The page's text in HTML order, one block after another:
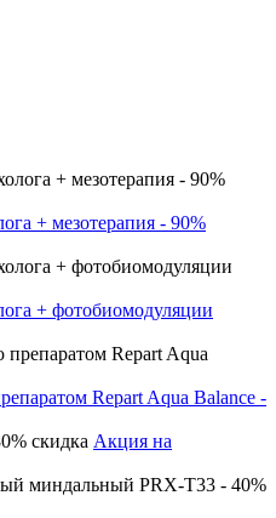
+ мезотерапия - 90%
+ фотобиомодуляции
Repart Aqua Balance -
Акция на